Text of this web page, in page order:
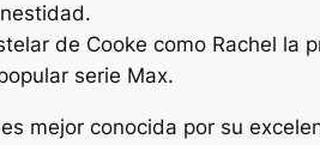
de Cooke como Rachel la
serie Max.
mejor conocida por su